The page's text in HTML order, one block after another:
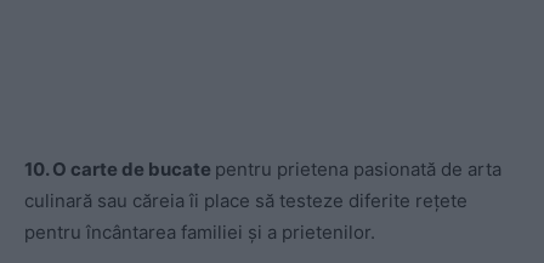
10. O carte de bucate pentru prietena pasionată de arta
culinară sau căreia îi place să testeze diferite rețete
pentru încântarea familiei și a prietenilor.